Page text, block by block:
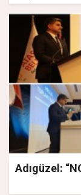
Adıgüzel: